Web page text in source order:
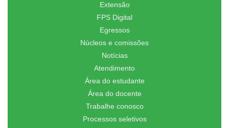
Extensão
FPS Digital
Egressos
Núcleos e comissões
Notícias
Atendimento
Área do estudante
Área do docente
Trabalhe conosco
Processos seletivos